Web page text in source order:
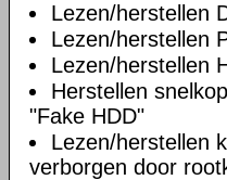
Lezen/herstellen
Lezen/herstellen
Lezen/herstellen
Herstellen
"Fake HDD"
Lezen/herstellen
verborgen door